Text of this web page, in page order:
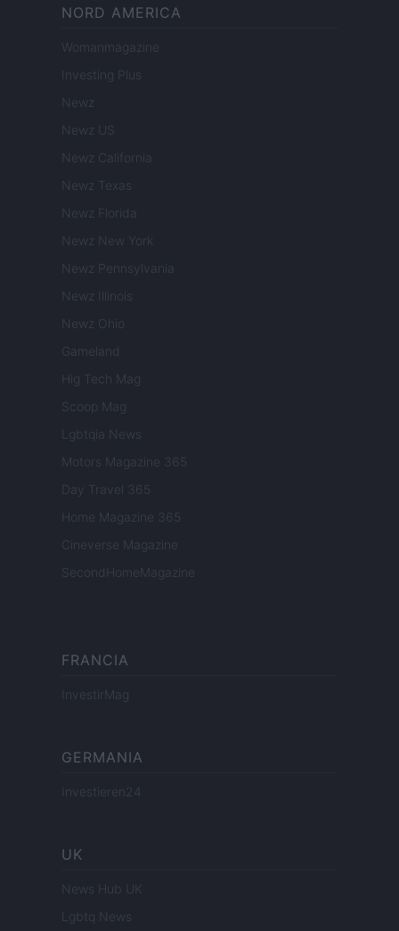
NORD AMERICA
Womanmagazine
Investing Plus
Newz
Newz US
Newz California
Newz Texas
Newz Florida
Newz New York
Newz Pennsylvania
Newz Illinois
Newz Ohio
Gameland
Hig Tech Mag
Scoop Mag
Lgbtqia News
Motors Magazine 365
Day Travel 365
Home Magazine 365
Cineverse Magazine
SecondHomeMagazine
FRANCIA
InvestirMag
GERMANIA
Investieren24
UK
News Hub UK
Lgbtq News